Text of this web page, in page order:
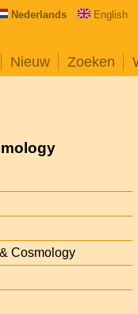
Nederlands English
Nieuw Zoeken
Cosmology